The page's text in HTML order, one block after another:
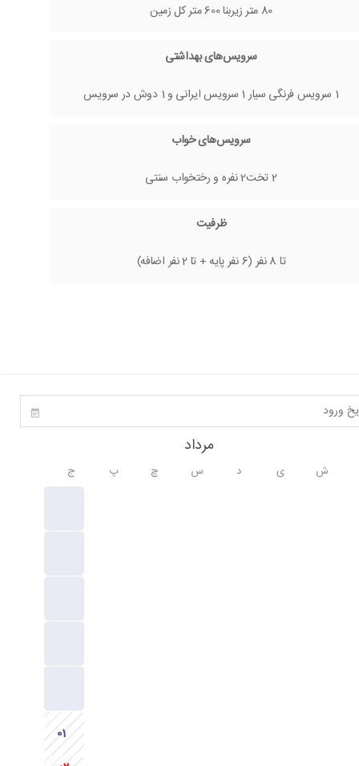
80 متر زیربنا 600 متر کل زمین
سرویس‌های بهداشتی
1 سرویس فرنگی سیار 1 سرویس ایرانی و 1 دوش در سرویس
سرویس‌های خواب
2 تخت2 نفره و رختخواب سنتی
ظرفیت
تا 8 نفر (6 نفر پایه + تا 2 نفر اضافه)
مرداد
ش ی د س چ پ ج